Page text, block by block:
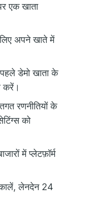
एक खाता
अपने खाते में
डेमो खाता के
करें।
रणनीतियों के
को
में प्लेटफ़ॉर्म
लेनदेन 24